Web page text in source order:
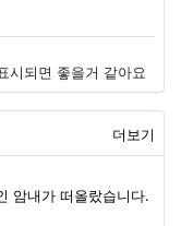
시되면 좋을거 같아요
더보기
암내가 떠올랐습니다.